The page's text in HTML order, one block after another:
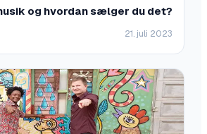
og hvordan sælger du det?
21. juli 2023